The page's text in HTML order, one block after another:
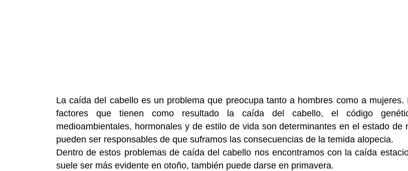
La caída del cabello es un problema que preocupa tanto a hombres como a mujeres.
factores que tienen como resultado la caída del cabello, el código
medioambientales, hormonales y de estilo de vida son determinantes en el estado de
pueden ser responsables de que suframos las consecuencias de la temida alopecia.
Dentro de estos problemas de caída del cabello nos encontramos con la caída
suele ser más evidente en otoño, también puede darse en primavera.